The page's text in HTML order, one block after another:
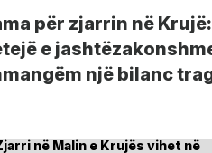
për zjarrin në
e
një bilanc